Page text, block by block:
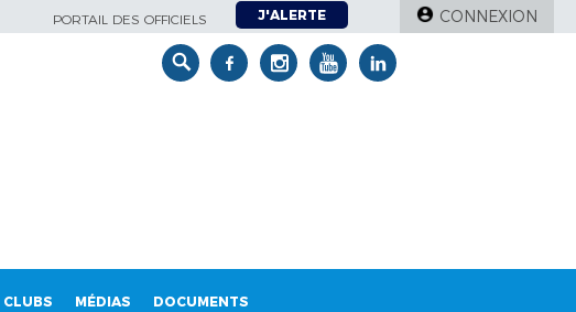
PORTAIL DES OFFICIELS J'ALERTE CONNEXION
CLUBS MÉDIAS DOCUMENTS